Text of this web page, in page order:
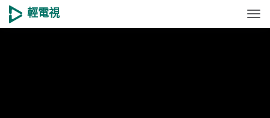
輕電視